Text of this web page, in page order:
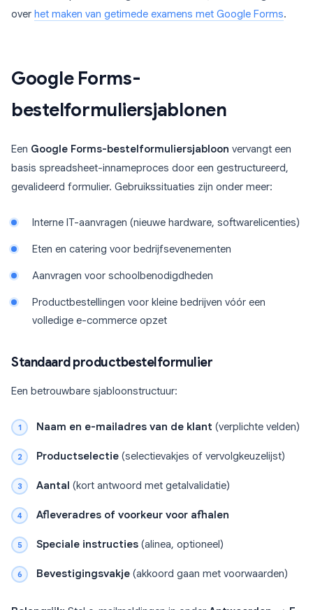
over het maken van getimede examens met Google Forms.
Google Forms-
bestelformuliersjablonen
Een Google Forms-bestelformuliersjabloon vervangt een
basis spreadsheet-innameproces door een gestructureerd,
gevalideerd formulier. Gebruikssituaties zijn onder meer:
Interne IT-aanvragen (nieuwe hardware, softwarelicenties)
Eten en catering voor bedrijfsevenementen
Aanvragen voor schoolbenodigdheden
Productbestellingen voor kleine bedrijven vóór een
volledige e-commerce opzet
Standaard productbestelformulier
Een betrouwbare sjabloonstructuur:
Naam en e-mailadres van de klant (verplichte velden)
Productselectie (selectievakjes of vervolgkeuzelijst)
Aantal (kort antwoord met getalvalidatie)
Afleveradres of voorkeur voor afhalen
Speciale instructies (alinea, optioneel)
Bevestigingsvakje (akkoord gaan met voorwaarden)